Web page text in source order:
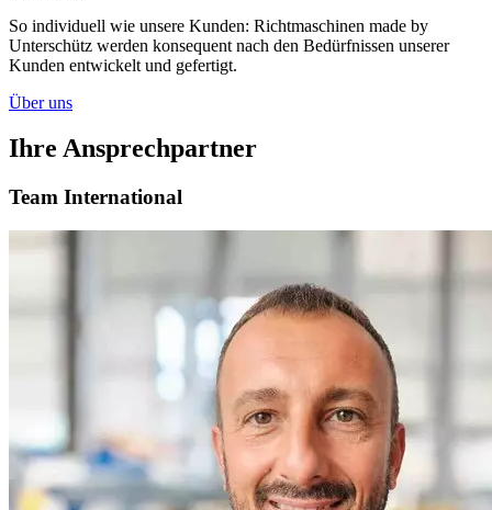
So individuell wie unsere Kunden: Richtmaschinen made by
Unterschütz werden konsequent nach den Bedürfnissen unserer
Kunden entwickelt und gefertigt.
Über uns
Ihre Ansprechpartner
Team International